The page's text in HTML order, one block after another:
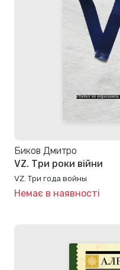
Биков Дмитро
VZ. Три роки війни
VZ. Три года войны
Немає в наявності